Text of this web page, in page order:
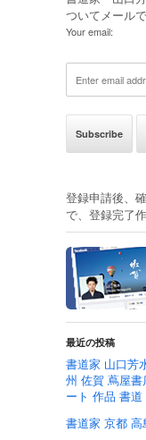
ついてメール
Your email:
登録申請後、
で、登録完了
最近の投稿
書道家 山口芳
州 佐賀 蔦屋
ート 作品 書
書道家 京都